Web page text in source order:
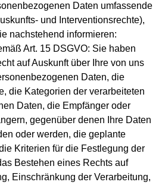
Daten umfassende
und Interventionsrechte),
nachstehend informieren:
Art. 15 DSGVO: Sie haben
auf Auskunft über Ihre von uns
Daten, die
die Kategorien der verarbeiteten
Daten, die Empfänger oder
gegenüber denen Ihre Daten
oder werden, die geplante
Kriterien für die Festlegung der
Bestehen eines Rechts auf
Einschränkung der Verarbeitung,